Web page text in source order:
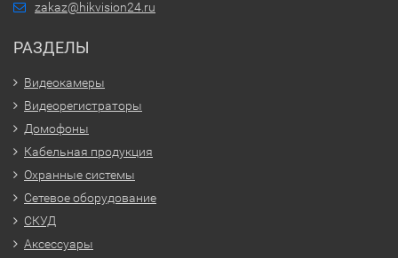
zakaz@hikvision24.ru
РАЗДЕЛЫ
Видеокамеры
Видеорегистраторы
Домофоны
Кабельная продукция
Охранные системы
Сетевое оборудование
СКУД
Аксессуары